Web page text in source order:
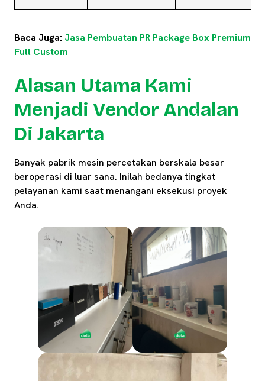
Baca Juga: Jasa Pembuatan PR Package Box Premium
Full Custom
Alasan Utama Kami
Menjadi Vendor Andalan
Di Jakarta
Banyak pabrik mesin percetakan berskala besar
beroperasi di luar sana. Inilah bedanya tingkat
pelayanan kami saat menangani eksekusi proyek
Anda.